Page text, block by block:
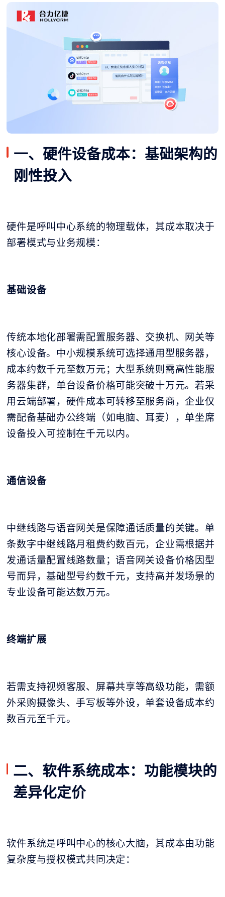
一、硬件设备成本：基础架构的
刚性投入
硬件是呼叫中心系统的物理载体，其成本取决于
部署模式与业务规模：
基础设备
传统本地化部署需配置服务器、交换机、网关等
核心设备。中小规模系统可选择通用型服务器，
成本约数千元至数万元；大型系统则需高性能服
务器集群，单台设备价格可能突破十万元。若采
用云端部署，硬件成本可转移至服务商，企业仅
需配备基础办公终端（如电脑、耳麦），单坐席
设备投入可控制在千元以内。
通信设备
中继线路与语音网关是保障通话质量的关键。单
条数字中继线路月租费约数百元，企业需根据并
发通话量配置线路数量；语音网关设备价格因型
号而异，基础型号约数千元，支持高并发场景的
专业设备可能达数万元。
终端扩展
若需支持视频客服、屏幕共享等高级功能，需额
外采购摄像头、手写板等外设，单套设备成本约
数百元至千元。
二、软件系统成本：功能模块的
差异化定价
软件系统是呼叫中心的核心大脑，其成本由功能
复杂度与授权模式共同决定：